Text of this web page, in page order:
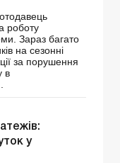
роботу
Зараз багато
на сезонні
за порушення
в
у